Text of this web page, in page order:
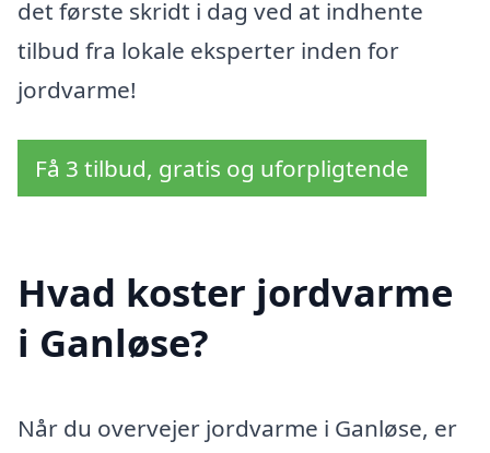
det første skridt i dag ved at indhente
tilbud fra lokale eksperter inden for
jordvarme!
Få 3 tilbud, gratis og uforpligtende
Hvad koster jordvarme
i Ganløse?
Når du overvejer jordvarme i Ganløse, er